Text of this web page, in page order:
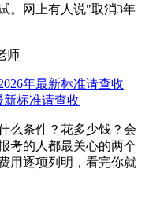
。网上有人说"取消3年
师
新标准请查收
么条件？花多少钱？会
考的人都最关心的两个
用逐项列明，看完你就